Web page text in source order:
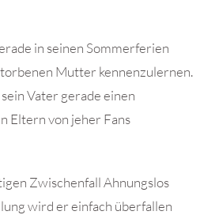
in seinen Sommerferien
Mutter kennenzulernen.
Vater gerade einen
Eltern von jeher Fans
Zwischenfall Ahnungslos
wird er einfach überfallen